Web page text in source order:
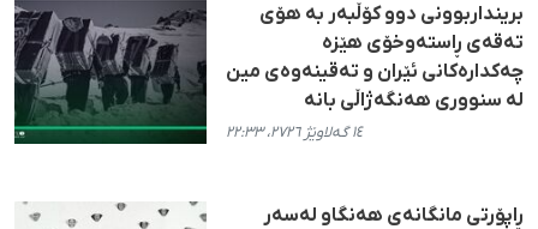
برینداربوونی دوو کۆڵبەر بە هۆی
تەقەی ڕاستەوخۆی هێزە
چەکدارەکانی ئێران و تەقینەوەی مین
لە سنووری هەنگەژاڵی بانە
١٤ گەلاوێژ ٢٧٢٦، ٢٢:٣٣
ڕاپۆرتی مانگانەی هەنگاو لەسەر